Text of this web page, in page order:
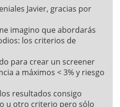
Javier, gracias por
imagino que abordarás
los criterios de
para crear un screener
a máximos < 3% y riesgo
resultados consigo
u otro criterio pero sólo